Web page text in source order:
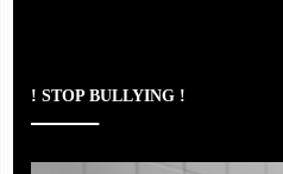
! STOP BULLYING !